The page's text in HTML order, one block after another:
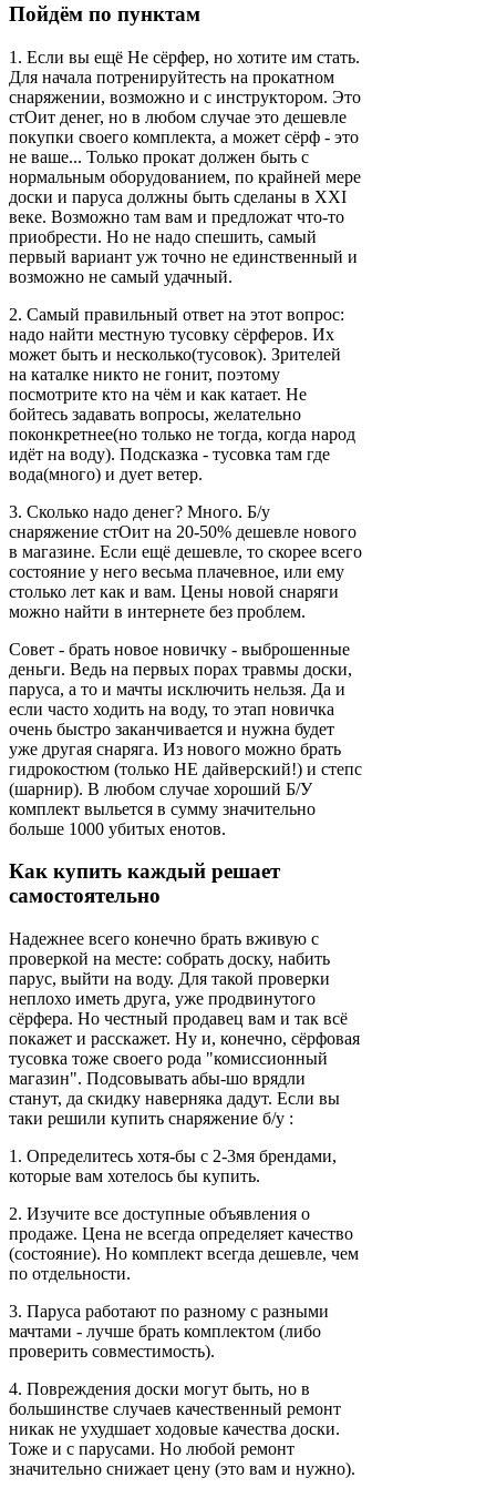
Пойдём по пунктам
1. Если вы ещё Не сёрфер, но хотите им стать.
Для начала потренируйтесть на прокатном
снаряжении, возможно и с инструктором. Это
стОит денег, но в любом случае это дешевле
покупки своего комплекта, а может сёрф - это
не ваше... Только прокат должен быть с
нормальным оборудованием, по крайней мере
доски и паруса должны быть сделаны в XXI
веке. Возможно там вам и предложат что-то
приобрести. Но не надо спешить, самый
первый вариант уж точно не единственный и
возможно не самый удачный.
2. Самый правильный ответ на этот вопрос:
надо найти местную тусовку сёрферов. Их
может быть и несколько(тусовок). Зрителей
на каталке никто не гонит, поэтому
посмотрите кто на чём и как катает. Не
бойтесь задавать вопросы, желательно
поконкретнее(но только не тогда, когда народ
идёт на воду). Подсказка - тусовка там где
вода(много) и дует ветер.
3. Сколько надо денег? Много. Б/у
снаряжение стОит на 20-50% дешевле нового
в магазине. Если ещё дешевле, то скорее всего
состояние у него весьма плачевное, или ему
столько лет как и вам. Цены новой снаряги
можно найти в интернете без проблем.
Совет - брать новое новичку - выброшенные
деньги. Ведь на первых порах травмы доски,
паруса, а то и мачты исключить нельзя. Да и
если часто ходить на воду, то этап новичка
очень быстро заканчивается и нужна будет
уже другая снаряга. Из нового можно брать
гидрокостюм (только НЕ дайверский!) и степс
(шарнир). В любом случае хороший Б/У
комплект выльется в сумму значительно
больше 1000 убитых енотов.
Как купить каждый решает
самостоятельно
Надежнее всего конечно брать вживую с
проверкой на месте: собрать доску, набить
парус, выйти на воду. Для такой проверки
неплохо иметь друга, уже продвинутого
сёрфера. Но честный продавец вам и так всё
покажет и расскажет. Ну и, конечно, сёрфовая
тусовка тоже своего рода "комиссионный
магазин". Подсовывать абы-шо врядли
станут, да скидку наверняка дадут. Если вы
таки решили купить снаряжение б/у :
1. Определитесь хотя-бы с 2-3мя брендами,
которые вам хотелось бы купить.
2. Изучите все доступные объявления о
продаже. Цена не всегда определяет качество
(состояние). Но комплект всегда дешевле, чем
по отдельности.
3. Паруса работают по разному с разными
мачтами - лучше брать комплектом (либо
проверить совместимость).
4. Повреждения доски могут быть, но в
большинстве случаев качественный ремонт
никак не ухудшает ходовые качества доски.
Тоже и с парусами. Но любой ремонт
значительно снижает цену (это вам и нужно).